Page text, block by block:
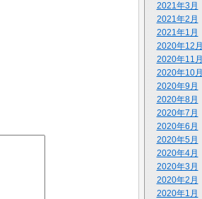
2021年3月
2021年2月
2021年1月
2020年12月
2020年11月
2020年10月
2020年9月
2020年8月
2020年7月
2020年6月
2020年5月
2020年4月
2020年3月
2020年2月
2020年1月